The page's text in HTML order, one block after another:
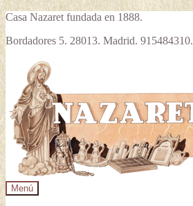
Casa Nazaret fundada en 1888.
Bordadores 5. 28013. Madrid. 915484310.
la
navegación
contenido
Menú